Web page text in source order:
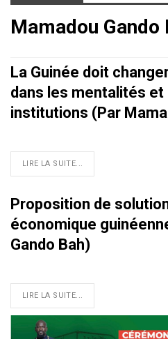
Mamadou Gando
La Guinée doit
dans les mentalités et
institutions (Par
LIRE LA SUITE...
Proposition de
économique
Gando Bah)
LIRE LA SUITE...